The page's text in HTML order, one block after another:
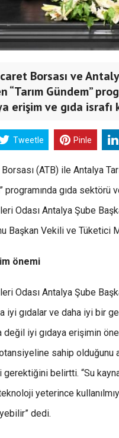
Borsası ve
“Tarım Gündem”
erişim ve gıda israfı
Tweetle Pinle
(ATB) ile Antalya
programında gıda
Odası Antalya Şube
Başkan Vekili ve Tüketici
önemi
Odası Antalya Şube
iyi gıdalar ve daha iyi bir
değil iyi gıdaya erişimin
sahip olduğunu
belirtti. “Su
yeterince
dedi.